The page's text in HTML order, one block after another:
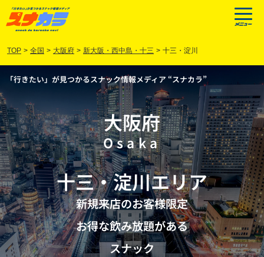
TOP > 全国 > 大阪府 > 新大阪・西中島・十三 > 十三・淀川
「行きたい」が見つかるスナック情報メディア “スナカラ”
大阪府
Osaka
十三・淀川エリア
新規来店のお客様限定
お得な飲み放題がある
スナック